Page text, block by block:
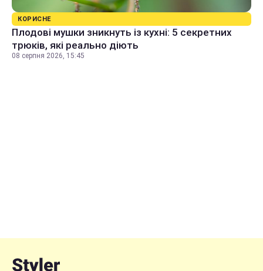
КОРИСНЕ
Плодові мушки зникнуть із кухні: 5 секретних
трюків, які реально діють
08 серпня 2026, 15:45